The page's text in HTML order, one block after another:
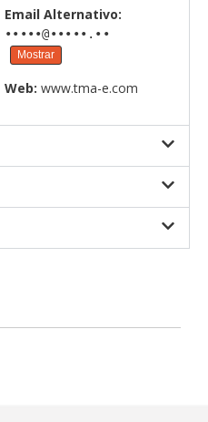
Email Alternativo:
•••••@•••••.••
Mostrar
Web: www.tma-e.com